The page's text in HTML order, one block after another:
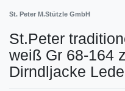
St. Peter M.Stützle GmbH
St.Peter
weiß Gr 68-164
Dirndljacke